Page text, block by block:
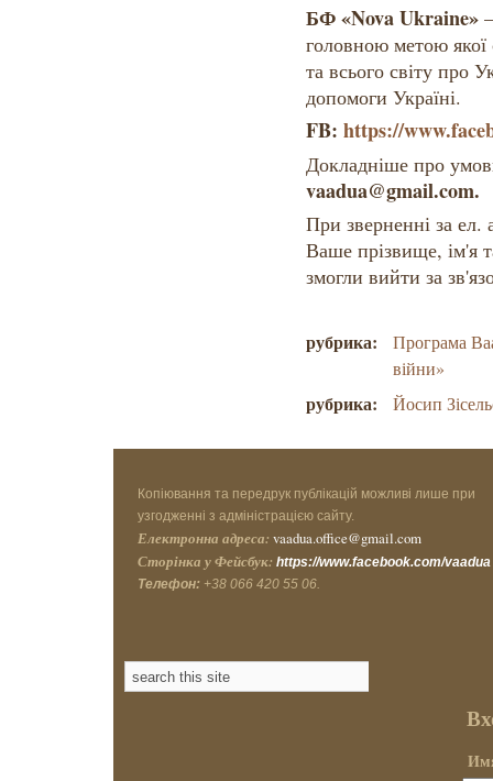
БФ «Nova Ukraine»–
головною метою
та всього світу про
допомоги Україні.
FB: https://
Докладніше про
vaadua@gmail.com.
При зверненні за ел.
Ваше прізвище, ім'я
змогли вийти за
рубрика:
Програма
війни»
рубрика: Йосип
Копіювання та передрук публікацій можливі лише при
узгодженні з адміністрацією сайту.
Електронна адреса: vaadua.office@gmail.com
Сторінка у Фейсбук: https://www.facebook.com/vaadua
Телефон: +38 066 420 55 06.